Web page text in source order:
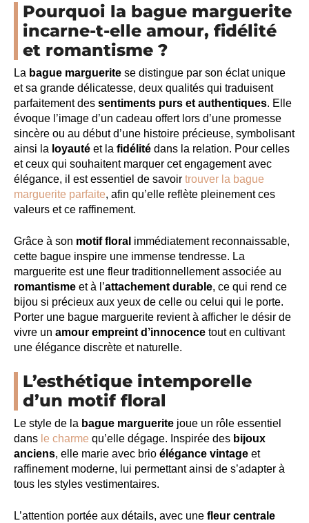
Pourquoi la bague marguerite
incarne-t-elle amour, fidélité
et romantisme ?
La bague marguerite se distingue par son éclat unique
et sa grande délicatesse, deux qualités qui traduisent
parfaitement des sentiments purs et authentiques. Elle
évoque l’image d’un cadeau offert lors d’une promesse
sincère ou au début d’une histoire précieuse, symbolisant
ainsi la loyauté et la fidélité dans la relation. Pour celles
et ceux qui souhaitent marquer cet engagement avec
élégance, il est essentiel de savoir trouver la bague
marguerite parfaite, afin qu’elle reflète pleinement ces
valeurs et ce raffinement.
Grâce à son motif floral immédiatement reconnaissable,
cette bague inspire une immense tendresse. La
marguerite est une fleur traditionnellement associée au
romantisme et à l’attachement durable, ce qui rend ce
bijou si précieux aux yeux de celle ou celui qui le porte.
Porter une bague marguerite revient à afficher le désir de
vivre un amour empreint d’innocence tout en cultivant
une élégance discrète et naturelle.
L’esthétique intemporelle
d’un motif floral
Le style de la bague marguerite joue un rôle essentiel
dans le charme qu’elle dégage. Inspirée des bijoux
anciens, elle marie avec brio élégance vintage et
raffinement moderne, lui permettant ainsi de s’adapter à
tous les styles vestimentaires.
L’attention portée aux détails, avec une fleur centrale